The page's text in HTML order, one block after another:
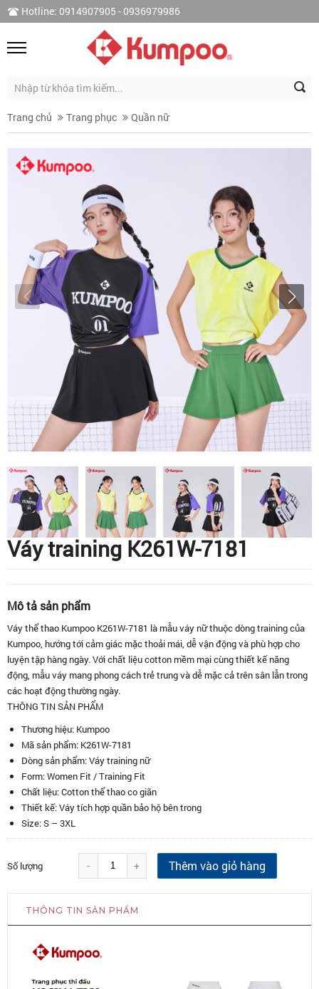
Hotline: 0914907905 - 0936979986
Trang chủ Trang phục Quần nữ
Váy training K261W-7181
Mô tả sản phẩm
Váy thể thao Kumpoo K261W-7181 là mẫu váy nữ thuộc dòng training của
Kumpoo, hướng tới cảm giác mặc thoải mái, dễ vận động và phù hợp cho
luyện tập hàng ngày. Với chất liệu cotton mềm mại cùng thiết kế năng
động, mẫu váy mang phong cách trẻ trung và dễ mặc cả trên sân lẫn trong
các hoạt động thường ngày.
THÔNG TIN SẢN PHẨM
Thương hiệu: Kumpoo
Mã sản phẩm: K261W-7181
Dòng sản phẩm: Váy training nữ
Form: Women Fit / Training Fit
Chất liệu: Cotton thể thao co giãn
Thiết kế: Váy tích hợp quần bảo hộ bên trong
Size: S – 3XL
Số lượng - + Thêm vào giỏ hàng
THÔNG TIN SẢN PHẨM